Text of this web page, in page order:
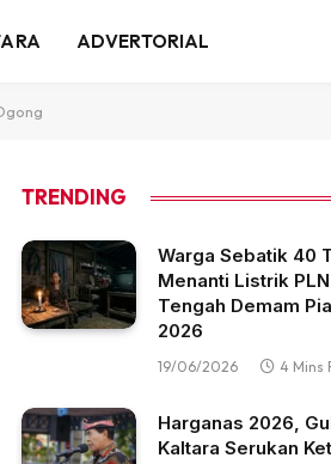
ADVERTORIAL
TRENDING
Warga Sebatik 40
Menanti Listrik
Tengah Demam
2026
19/06/2026 4 Mins
Harganas 2026,
Kaltara Serukan